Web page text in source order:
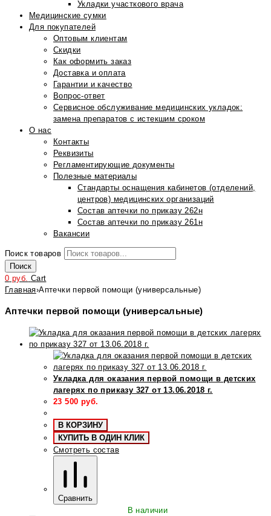
Укладки участкового врача
Медицинские сумки
Для покупателей
Оптовым клиентам
Скидки
Как оформить заказ
Доставка и оплата
Гарантии и качество
Вопрос-ответ
Сервисное обслуживание медицинских укладок:
замена препаратов с истекшим сроком
О нас
Контакты
Реквизиты
Регламентирующие документы
Полезные материалы
Стандарты оснащения кабинетов (отделений,
центров) медицинских организаций
Состав аптечки по приказу 262н
Состав аптечки по приказу 261н
Вакансии
Поиск товаров
Поиск
0 руб. Cart
Главная›Аптечки первой помощи (универсальные)
Аптечки первой помощи (универсальные)
Укладка для оказания первой помощи в детских
лагерях по приказу 327 от 13.06.2018 г.
23 500 руб.
В КОРЗИНУ
КУПИТЬ В ОДИН КЛИК
Смотреть состав
Сравнить
В наличии